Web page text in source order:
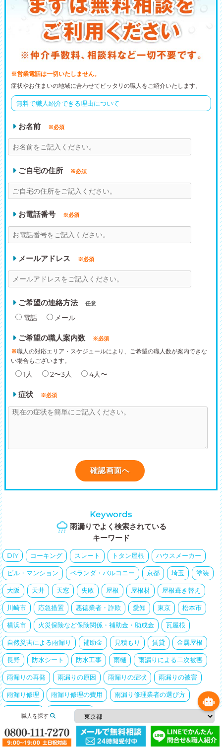
※営業電話は一切いたしません。
症状やお住まいの地域に合わせてピッタリの職人をご紹介いたします。
無料で職人紹介できる理由について
お名前 ※必須
ご自宅の住所 ※必須
お電話番号 ※必須
メールアドレス ※必須
ご希望の連絡方法 任意
電話 メール
ご希望の職人案内数 ※必須
※職人の対応エリア・スケジュールにより、ご希望の職人数が案内できな
い場合もございます。
1人 2〜3人 4人〜
症状 ※必須
雨漏りでよく検索されている
キーワード
Keywords
DIY コーキング スレート トタン屋根 ハウスメーカー
ビル・マンション ベランダ・バルコニー 京都 埼玉 塗装
大阪 天井 天窓 失敗 屋根 屋根材 屋根葺き替え
川崎市 応急措置 悪徳業者・詐欺 愛知 東京 松本市
横浜市 火災保険など保険関係・補助金・助成金 瓦屋根
自然災害による雨漏り 補助金 見積もり 賃貸 金属屋根
長野 防水シート 防水工事 雨樋 雨漏りによる二次被害
雨漏りの再発 雨漏りの原因 雨漏りの症状 雨漏りの被害
雨漏り修理 雨漏り修理の費用 雨漏り修理業者の選び方
雨漏り調査 雨漏り豆知識
Most Popular
職人を探す